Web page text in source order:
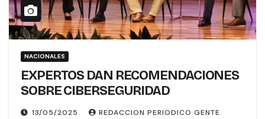
NACIONALES
EXPERTOS DAN RECOMENDACIONES
SOBRE CIBERSEGURIDAD
13/05/2025 REDACCION PERIODICO GENTE